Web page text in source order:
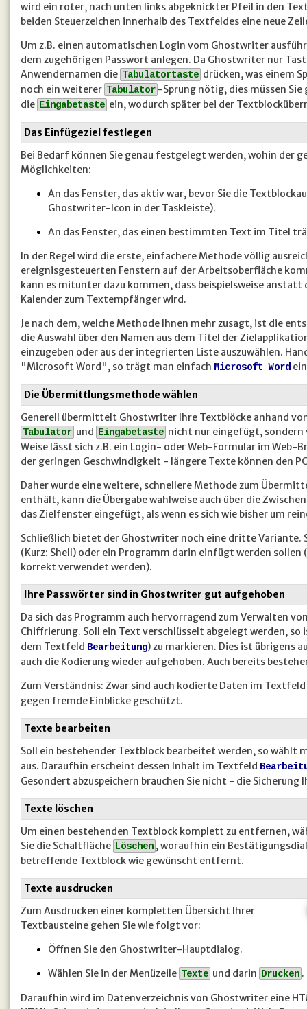
wird ein roter, nach unten links abgeknickter Pfeil in den
beiden Steuerzeichen innerhalb des Textfeldes eine neue
Um z.B. einen automatischen Login vom Ghostwriter
dem zugehörigen Passwort anlegen. Da Ghostwriter nur
Anwendernamen die Tabulatortaste drücken, was einem
noch ein weiterer Tabulator -Sprung nötig, dies müssen
die Eingabetaste ein, wodurch später bei der
Das Einfügeziel festlegen
Bei Bedarf können Sie genau festgelegt werden, wohin der
Möglichkeiten:
An das Fenster, das aktiv war, bevor Sie die
Ghostwriter-Icon in der Taskleiste).
An das Fenster, das einen bestimmten Text im Titel
In der Regel wird die erste, einfachere Methode völlig
ereignisgesteuerten Fenstern auf der Arbeitsoberfläche
kann es mitunter dazu kommen, dass beispielsweise
Kalender zum Textempfänger wird.
Je nach dem, welche Methode Ihnen mehr zusagt, ist die
die Auswahl über den Namen aus dem Titel der
einzugeben oder aus der integrierten Liste auszuwählen.
"Microsoft Word", so trägt man einfach Microsoft Word
Die Übermittlungsmethode wählen
Generell übermittelt Ghostwriter Ihre Textblöcke anhand
Tabulator und Eingabetaste nicht nur eingefügt, sondern
Weise lässt sich z.B. ein Login- oder Web-Formular im
der geringen Geschwindigkeit - längere Texte können den
Daher wurde eine weitere, schnellere Methode zum
enthält, kann die Übergabe wahlweise auch über die
das Zielfenster eingefügt, als wenn es sich wie bisher um
Schließlich bietet der Ghostwriter noch eine dritte Variante.
(Kurz: Shell) oder ein Programm darin einfügt werden
korrekt verwendet werden).
Ihre Passwörter sind in Ghostwriter gut aufgehoben
Da sich das Programm auch hervorragend zum Verwalten
Chiffrierung. Soll ein Text verschlüsselt abgelegt werden,
dem Textfeld Bearbeitung) zu markieren. Dies ist übrigens
auch die Kodierung wieder aufgehoben. Auch bereits
Zum Verständnis: Zwar sind auch kodierte Daten im Textfeld
gegen fremde Einblicke geschützt.
Texte bearbeiten
Soll ein bestehender Textblock bearbeitet werden, so wählt
aus. Daraufhin erscheint dessen Inhalt im Textfeld
Gesondert abzuspeichern brauchen Sie nicht - die
Texte löschen
Um einen bestehenden Textblock komplett zu entfernen,
Sie die Schaltfläche Löschen , woraufhin ein
betreffende Textblock wie gewünscht entfernt.
Texte ausdrucken
Zum Ausdrucken einer kompletten Übersicht Ihrer
Textbausteine gehen Sie wie folgt vor:
Öffnen Sie den Ghostwriter-Hauptdialog.
Wählen Sie in der Menüzeile Texte und darin Drucken .
Daraufhin wird im Datenverzeichnis von Ghostwriter eine